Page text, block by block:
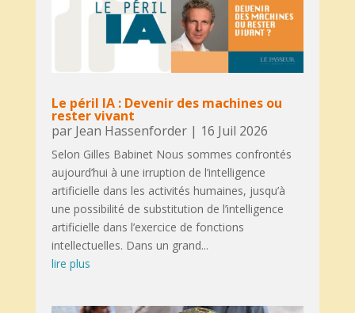
Le péril IA : Devenir des machines ou
rester vivant
Jean Hassenforder|16 Juil 2026
Selon Gilles Babinet Nous sommes confrontés
artificielle dans les activités humaines, jusqu’à
une possibilité de substitution de l’intelligence
artificielle dans l’exercice de fonctions
intellectuelles. Dans un grand...
lire plus